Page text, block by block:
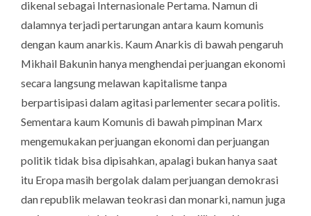
dikenal sebagai Internasionale Pertama. Namun di
dalamnya terjadi pertarungan antara kaum komunis
dengan kaum anarkis. Kaum Anarkis di bawah pengaruh
Mikhail Bakunin hanya menghendai perjuangan ekonomi
secara langsung melawan kapitalisme tanpa
berpartisipasi dalam agitasi parlementer secara politis.
Sementara kaum Komunis di bawah pimpinan Marx
mengemukakan perjuangan ekonomi dan perjuangan
politik tidak bisa dipisahkan, apalagi bukan hanya saat
itu Eropa masih bergolak dalam perjuangan demokrasi
dan republik melawan teokrasi dan monarki, namun juga